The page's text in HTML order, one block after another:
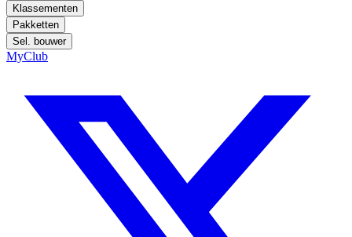
Klassementen
Pakketten
Sel. bouwer
MyClub